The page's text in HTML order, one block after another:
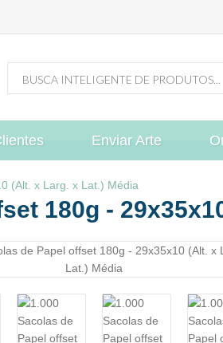
Enviar Arte
(Alt. x Larg. x Lat.) Média
180g -